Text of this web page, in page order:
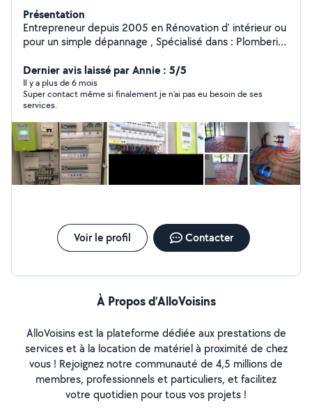
Présentation
Entrepreneur depuis 2005 en Rénovation d' intérieur ou
pour un simple dépannage , Spécialisé dans : Plomberie
Climatisation Carrelage Peinture Menuiserie interieure
Cloisonnement-Isolation Tous Revêtements de sols .
Toute rénovation intérieure. (ASSURANCE PRO RC /
Dernier avis laissé par Annie : 5/5
Il y a plus de 6 mois
Super contact même si finalement je n'ai pas eu besoin de ses
services.
Voir le profil Contacter
À Propos d’AlloVoisins
AlloVoisins est la plateforme dédiée aux prestations de
services et à la location de matériel à proximité de chez
vous ! Rejoignez notre communauté de 4,5 millions de
membres, professionnels et particuliers, et facilitez
votre quotidien pour tous vos projets !